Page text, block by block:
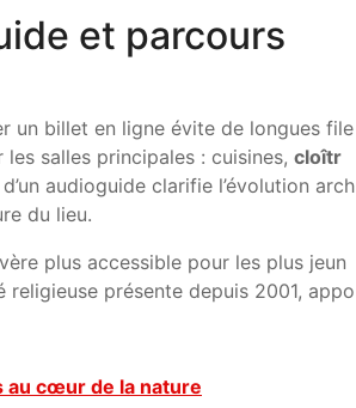
et parcours
un billet en ligne évite de longues file
salles principales : cuisines, cloîtr
audioguide clarifie l’évolution arch
du lieu.
plus accessible pour les plus jeun
présente depuis 2001, appo
au cœur de la nature